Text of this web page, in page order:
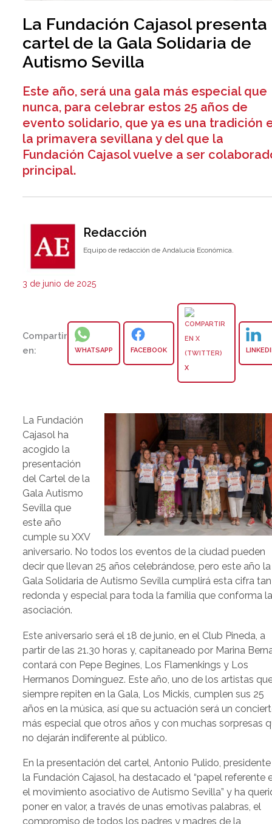
La Fundación Cajasol presenta
cartel de la Gala Solidaria de
Autismo Sevilla
Este año, será una gala más especial que
nunca, para celebrar estos 25 años de
evento solidario, que ya es una tradición
la primavera sevillana y del que la
Fundación Cajasol vuelve a ser
principal.
Redacción
Equipo de redacción de Andalucía Económica.
3 de junio de 2025
Compartir
en:
WHATSAPP FACEBOOK
X
La Fundación
Cajasol ha
acogido la
presentación
del Cartel de la
Gala Autismo
Sevilla que
este año
cumple su XXV
aniversario. No todos los eventos de la ciudad pueden
decir que llevan 25 años celebrándose, pero este año la
Gala Solidaria de Autismo Sevilla cumplirá esta cifra tan
redonda y especial para toda la familia que conforma
asociación.
Este aniversario será el 18 de junio, en el Club Pineda, a
partir de las 21.30 horas y, capitaneado por Marina
contará con Pepe Begines, Los Flamenkings y Los
Hermanos Domínguez. Este año, uno de los artistas
siempre repiten en la Gala, Los Mickis, cumplen sus 25
años en la música, así que su actuación será un
más especial que otros años y con muchas sorpresas
no dejarán indiferente al público.
En la presentación del cartel, Antonio Pulido,
la Fundación Cajasol, ha destacado el “papel referente
el movimiento asociativo de Autismo Sevilla” y ha
poner en valor, a través de unas emotivas palabras, el
compromiso de todos los padres y madres de la